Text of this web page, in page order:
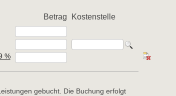
Betrag Kostenstelle
%
gebucht. Die Buchung erfolgt